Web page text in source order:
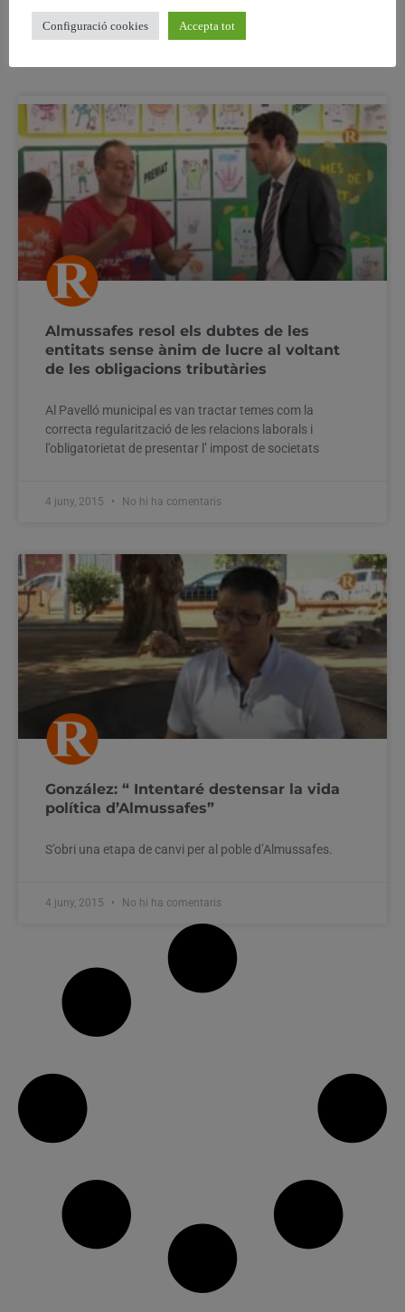
4 juny, 2015 No hi ha comentaris
Almussafes resol els dubtes de les
entitats sense ànim de lucre al voltant
de les obligacions tributàries
Al Pavelló municipal es van tractar temes com la
correcta regularització de les relacions laborals i
l’obligatorietat de presentar l’ impost de societats
4 juny, 2015 No hi ha comentaris
González: “ Intentaré destensar la vida
política d’Almussafes”
S’obri una etapa de canvi per al poble d’Almussafes.
4 juny, 2015 No hi ha comentaris
Configuració cookies Accepta tot